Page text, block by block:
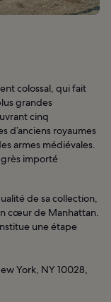
colossal, qui fait
grandes
cinq
d’anciens royaumes
armes médiévales.
importé
de sa collection,
cœur de Manhattan.
une étape
York, NY 10028,